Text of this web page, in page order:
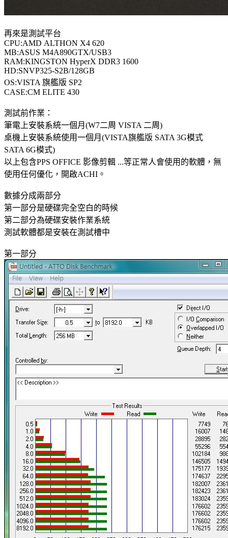
再來是測試平台
CPU:AMD ALTHON X4 620
MB:ASUS M4A890GTX/USB3
RAM:KINGSTON HyperX DDR3 1600
HD:SNVP325-S2B/128GB
OS:VISTA 旗艦版 SP2
CASE:CM ELITE 430
測試前作業：
筆電上安裝系統一個月(W7二周 VISTA 二周)
桌機上安裝系統使用一個月(VISTA旗艦版 SATA 3G模式
SATA 6G模式)
以上包含PPS OFFICE 影像剪輯 ...等正常人會使用的軟體，無
使用任何優化，開啟ACHI。
數據分成兩部分
第一部分是硬碟完全空白的時候
第二部分為硬碟安裝作業系統
測試軟體都是安裝在測試槽中
第一部分